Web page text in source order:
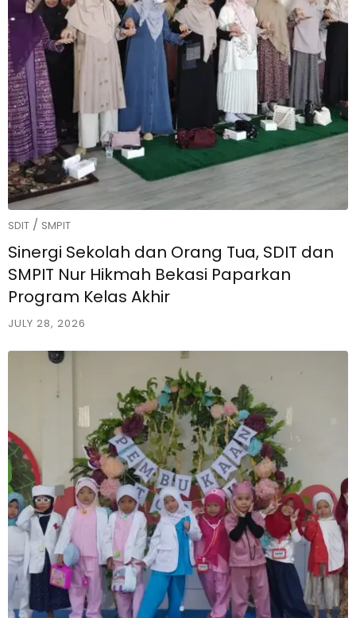
SDIT / SMPIT
Sinergi Sekolah dan Orang Tua, SDIT dan
SMPIT Nur Hikmah Bekasi Paparkan
Program Kelas Akhir
JULY 28, 2026